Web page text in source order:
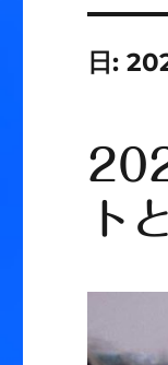
日:
ト